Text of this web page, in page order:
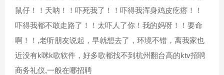
鼠仔！！天呐！！吓死我了！！吓得我浑身鸡皮疙瘩！！
吓得我都不敢走路了！！太吓人了你！我的妈呀！！要命
啊！！,老听朋友说起，早就想去了，环境不错，离我家也
近没有k咪k歌软件，好多歌都找不到杭州翻台高的ktv招聘
商务礼仪,一般在哪招聘